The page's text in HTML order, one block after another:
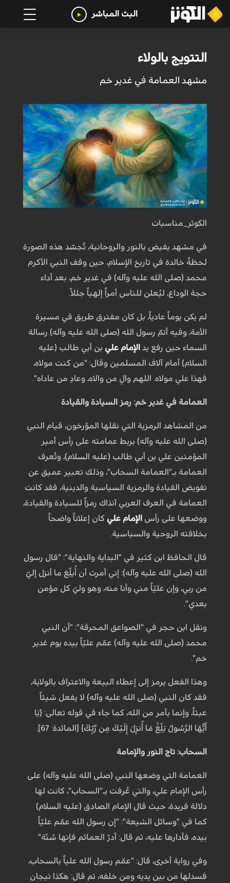
البث المباشر
التتويج بالولاء
مشهد العمامة في غدير خم
الكوثر_مناسبات
في مشهد يفيض بالنور والروحانية، تُجسّد هذه الصورة
لحظةً خالدة في تاريخ الإسلام، حين وقف النبي الأكرم
محمد (صلى الله عليه وآله) في غدير خم، بعد أداء
حجة الوداع، ليُعلن للناس أمراً إلهياً جللاً.
لم يكن يوماً عادياً، بل كان مفترق طريق في مسيرة
الأمة، وفيه أتمّ رسول الله (صلى الله عليه وآله) رسالة
السماء حين رفع يد الإمام علي بن أبي طالب (عليه
السلام) أمام آلاف المسلمين وقال: "من كنت مولاه،
فهذا علي مولاه. اللهم والِ من والاه، وعادِ من عاداه".
العمامة في غدير خم: رمز السيادة والقيادة
من المشاهد الرمزية التي نقلها المؤرخون، قيام النبي
(صلى الله عليه وآله) بربط عمامته على رأس أمير
المؤمنين علي بن أبي طالب (عليه السلام)، وتُعرف
العمامة بـ"العمامة السحاب"، وذلك تعبير عميق عن
تفويض القيادة والرمزية السياسية والدينية، فقد كانت
العمامة في العرف العربي آنذاك رمزاً للسيادة والقيادة،
ووضعها على رأس الإمام علي كان إعلاناً واضحاً
بخلافته الروحية والسياسية.
قال الحافظ ابن كثير في "البداية والنهاية": "قال رسول
الله (صلى الله عليه وآله): إني أمرت أن أُبلِّغ ما أنزل إليّ
من ربي، وإن عليّاً مني وأنا منه، وهو وليّ كل مؤمن
بعدي".
ونقل ابن حجر في "الصواعق المحرقة": "أن النبي
محمد (صلى الله عليه وآله) عمّم عليّاً بيده يوم غدير
خم".
وهذا الفعل يرمز إلى إعطاء البيعة والاعتراف بالولاية،
فقد كان النبي (صلى الله عليه وآله) لا يفعل شيئاً
عبثاً، وإنما بأمر من الله، كما جاء في قوله تعالى: {يَا
أَيُّهَا الرَّسُولُ بَلِّغْ مَا أُنزِلَ إِلَيْكَ مِن رَّبِّكَ} [المائدة: 67].
السحاب: تاج النور والإمامة
العمامة التي وضعها النبي (صلى الله عليه وآله) على
رأس الإمام علي، والتي عُرفت بـ"السحاب"، كانت لها
دلالة فريدة، حيث قال الإمام الصادق (عليه السلام)
كما في "وسائل الشيعة": "إن رسول الله عمّم عليّاً
بيده، فأدارها عليه، ثم قال: أدرّ العمائم فإنها سُنّة"
وفي رواية أخرى، قال: "عمّم رسول الله علياً بالسحاب،
فسدلها من بين يديه ومن خلفه، ثم قال: هكذا تيجان